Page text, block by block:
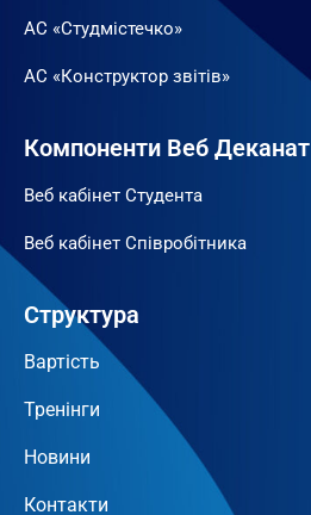
АС «Студмістечко»
АС «Конструктор звітів»
Компоненти Веб Деканат
Веб кабінет Студента
Веб кабінет Співробітника
Структура
Вартість
Тренінги
Новини
Контакти